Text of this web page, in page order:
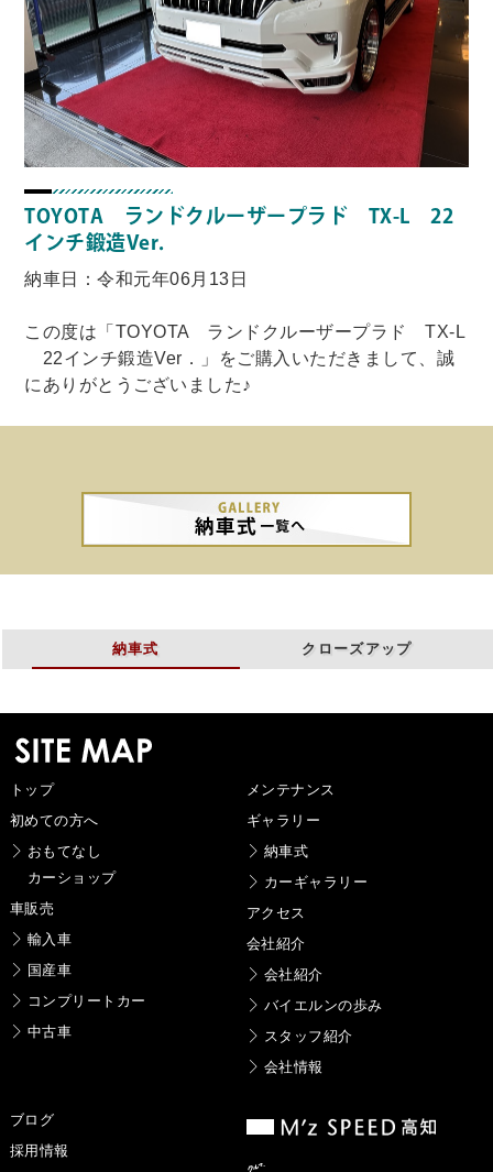
TOYOTA ランドクルーザープラド TX-L 22
インチ鍛造Ver．
納車日：令和元年06月13日
この度は「TOYOTA ランドクルーザープラド TX-L
22インチ鍛造Ver．」をご購入いただきまして、誠
にありがとうございました♪
納車式 クローズアップ
トップ
初めての方へ
おもてなし
カーショップ
車販売
輸入車
国産車
コンプリートカー
中古車
メンテナンス
ギャラリー
納車式
カーギャラリー
アクセス
会社紹介
会社紹介
バイエルンの歩み
スタッフ紹介
会社情報
ブログ
採用情報